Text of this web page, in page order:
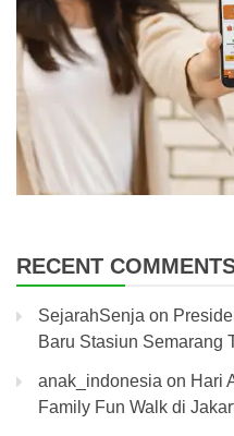
RECENT
SejarahSenja on
Baru Stasiun Semarang
anak_indonesia on Hari
Family Fun Walk di